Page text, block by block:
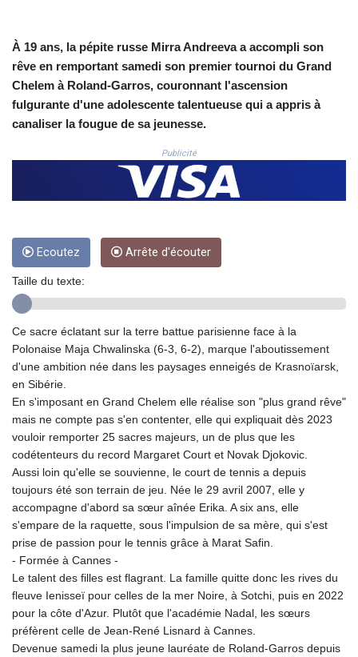
CUC 1.156136
CUP 30.637594
CVE 110.26363
CZK 24.258158
DOP 67.289164
GHS 13.526832
GIP 0.857252
GMD 84.980421
10123.874202
GTQ 8.794891
GYD 241.157003
HKD 9.067746
HNL 30.895616
HRK 7.536622
HTG 150.718127
HUF 363.096405
IDR
ILS 3.468234
IMP 0.857252
INR 110.076256
À 19 ans, la pépite russe Mirra Andreeva a accompli son
rêve en remportant samedi son premier tournoi du Grand
Chelem à Roland-Garros, couronnant l'ascension
fulgurante d'une adolescente talentueuse qui a appris à
canaliser la fougue de sa jeunesse.
Publicité
Ecoutez Arrête d'écouter
Taille du texte:
Ce sacre éclatant sur la terre battue parisienne face à la
Polonaise Maja Chwalinska (6-3, 6-2), marque l'aboutissement
d'une ambition née dans les paysages enneigés de Krasnoïarsk,
en Sibérie.
En s'imposant en Grand Chelem elle réalise son "plus grand rêve"
mais ne compte pas s'en contenter, elle qui expliquait dès 2023
vouloir remporter 25 sacres majeurs, un de plus que les
codétenteurs du record Margaret Court et Novak Djokovic.
Aussi loin qu'elle se souvienne, le court de tennis a depuis
toujours été son terrain de jeu. Née le 29 avril 2007, elle y
accompagne d'abord sa sœur aînée Erika. A six ans, elle
s'empare de la raquette, sous l'impulsion de sa mère, qui s'est
prise de passion pour le tennis grâce à Marat Safin.
- Formée à Cannes -
Le talent des filles est flagrant. La famille quitte donc les rives du
fleuve Ienisseï pour celles de la mer Noire, à Sotchi, puis en 2022
pour la côte d'Azur. Plutôt que l'académie Nadal, les sœurs
préfèrent celle de Jean‐René Lisnard à Cannes.
Devenue samedi la plus jeune lauréate de Roland-Garros depuis